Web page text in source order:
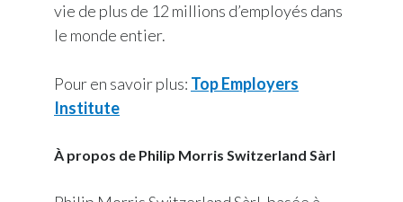
vie de plus de 12 millions d’employés dans
le monde entier.
Pour en savoir plus: Top Employers
Institute
À propos de Philip Morris Switzerland Sàrl